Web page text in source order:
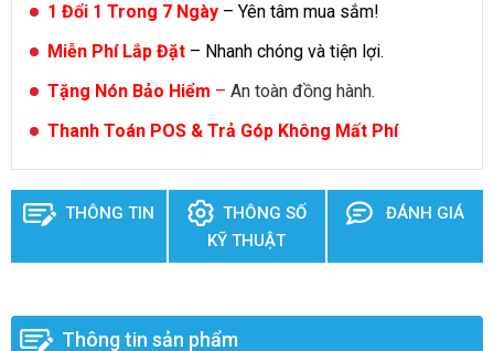
1 Đổi 1 Trong 7 Ngày – Yên tâm mua sắm!
Miễn Phí Lắp Đặt – Nhanh chóng và tiện lợi.
Tặng Nón Bảo Hiểm – An toàn đồng hành.
Thanh Toán POS & Trả Góp Không Mất Phí
THÔNG TIN
THÔNG SỐ
KỸ THUẬT
ĐÁNH GIÁ
Thông tin sản phẩm